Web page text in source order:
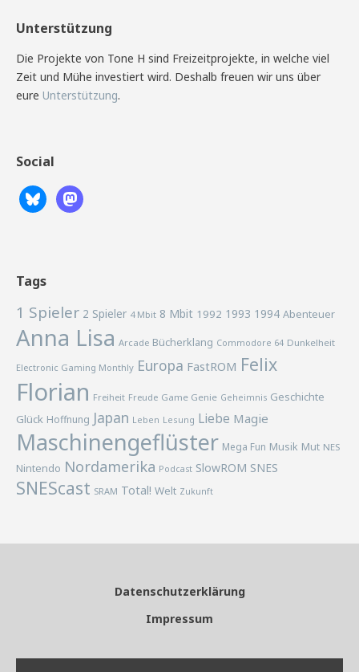
Unterstützung
Die Projekte von Tone H sind Freizeitprojekte, in welche viel
Zeit und Mühe investiert wird. Deshalb freuen wir uns über
eure Unterstützung.
Social
Tags
1 Spieler 2 Spieler 4 Mbit 8 Mbit 1992 1993 1994 Abenteuer
Anna Lisa Arcade Bücherklang Commodore 64 Dunkelheit
Electronic Gaming Monthly Europa FastROM Felix
Florian Freiheit Freude Game Genie Geheimnis Geschichte
Glück Hoffnung Japan Leben Lesung Liebe Magie
Maschinengeflüster Mega Fun Musik Mut NES
Nintendo Nordamerika Podcast SlowROM SNES
SNEScast SRAM Total! Welt Zukunft
Datenschutzerklärung
Impressum